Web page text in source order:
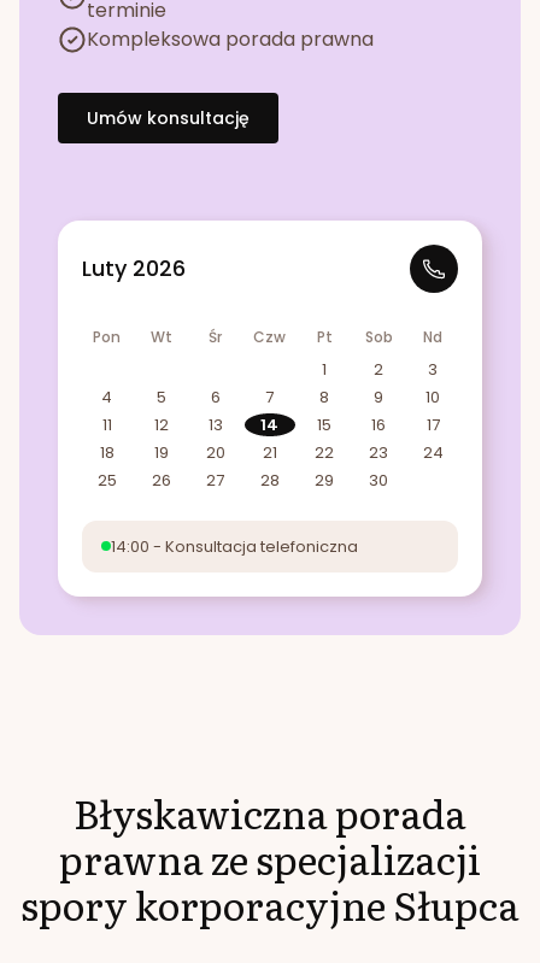
terminie
Kompleksowa porada prawna
Umów konsultację
Luty 2026
Pon Wt Śr Czw Pt Sob Nd
1 2
3
4
5 6 7 8 9
10
11
12 13 14 15 16
17
18
19 20 21 22 23
24
25
26 27 28 29 30
14:00 - Konsultacja telefoniczna
Błyskawiczna porada
prawna ze specjalizacji
spory korporacyjneSłupca